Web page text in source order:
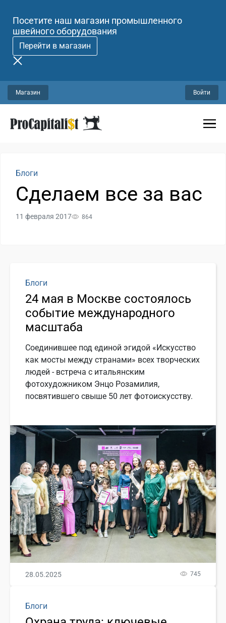
Посетите наш магазин промышленного
швейного оборудования
Перейти в магазин
Магазин Войти
Блоги
Сделаем все за вас
11 февраля 2017 864
Блоги
24 мая в Москве состоялось
событие международного
масштаба
Соединившее под единой эгидой «Искусство
как мосты между странами» всех творческих
людей - встреча с итальянским
фотохудожником Энцо Розамилия,
посвятившего свыше 50 лет фотоискусству.
28.05.2025 745
Блоги